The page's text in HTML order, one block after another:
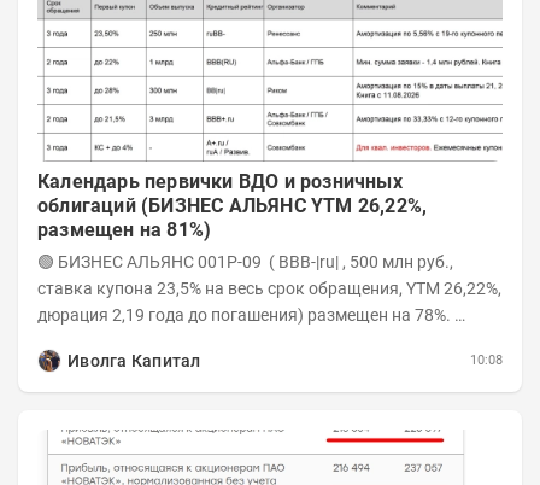
Календарь первички ВДО и розничных
облигаций (БИЗНЕС АЛЬЯНС YTM 26,22%,
размещен на 81%)
🟢 БИЗНЕС АЛЬЯНС 001P-09 ( BBB-|ru| , 500 млн руб.,
ставка купона 23,5% на весь срок обращения, YTM 26,22%,
дюрация 2,19 года до погашения) размещен на 78%.
Иволга Капитал
10:08